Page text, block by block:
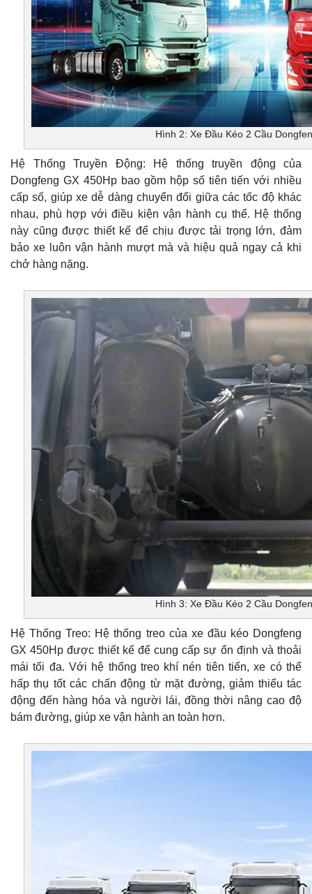
Hình 2: Xe Đầu Kéo 2 Cầu
Hệ Thống Truyền Động: Hệ thống truyền động của
Dongfeng GX 450Hp bao gồm hộp số tiên tiến với nhiều
cấp số, giúp xe dễ dàng chuyển đổi giữa các tốc độ khác
nhau, phù hợp với điều kiện vận hành cụ thể. Hệ thống
này cũng được thiết kế để chịu được tải trọng lớn, đảm
bảo xe luôn vận hành mượt mà và hiệu quả ngay cả khi
chở hàng nặng.
Hình 3: Xe Đầu Kéo 2 Cầu
Hệ Thống Treo: Hệ thống treo của xe đầu kéo Dongfeng
GX 450Hp được thiết kế để cung cấp sự ổn định và thoải
mái tối đa. Với hệ thống treo khí nén tiên tiến, xe có thể
hấp thụ tốt các chấn động từ mặt đường, giảm thiểu tác
động đến hàng hóa và người lái, đồng thời nâng cao độ
bám đường, giúp xe vận hành an toàn hơn.